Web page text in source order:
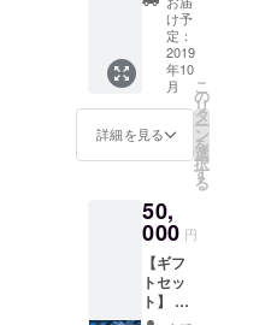
：00～
宮城県
仙台市
内にて
開催予
定。ド
リン
付き。
世界大
会の報
告をさ
せて頂
きま
※交通費
はご負
担頂き
ます。
※雨天時
は延期
の場合
※ヘアメ
こちら
で準
備。 ※
お持ち
のカメ
ラ、携
フォト
ブック
・お礼
のお手
フォト
ブック...
世界大
会や
ティ
キャン
プ中の
様子が
わかる
一冊に
け予
定：
2019
年10
月
詳細を見る
こ
の
リ
タ
ー
ン
を
選
択
す
る
50,
000 円
【ギフ
トセッ
ト】 ☆
全面的